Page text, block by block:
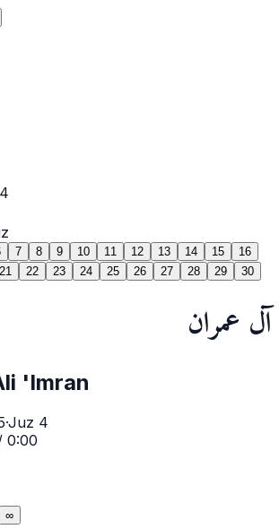
7 8 9 10 11 12 13 14 15
16
21 22 23 24 25 26 27 28 29 30
آل عمران
'Imran
·Juz 4
0:00
∞